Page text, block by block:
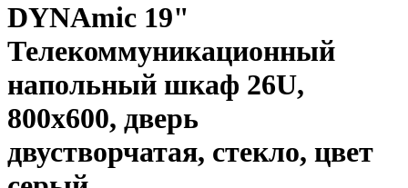
DYNAmic 19"
Телекоммуникационный
напольный шкаф 26U,
800х600, дверь
двустворчатая, стекло, цвет